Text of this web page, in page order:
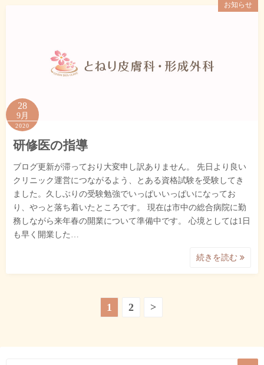
お知らせ
28
9月
2020
研修医の指導
ブログ更新が滞っており大変申し訳ありません。 先日より良い
クリニック運営につながるよう、とある資格試験を受験してき
ました。久しぶりの受験勉強でいっぱいいっぱいになってお
り、やっと落ち着いたところです。 現在は市中の総合病院に勤
務しながら来年春の開業について準備中です。 心境としては1日
も早く開業した…
続きを読む
1 2 >